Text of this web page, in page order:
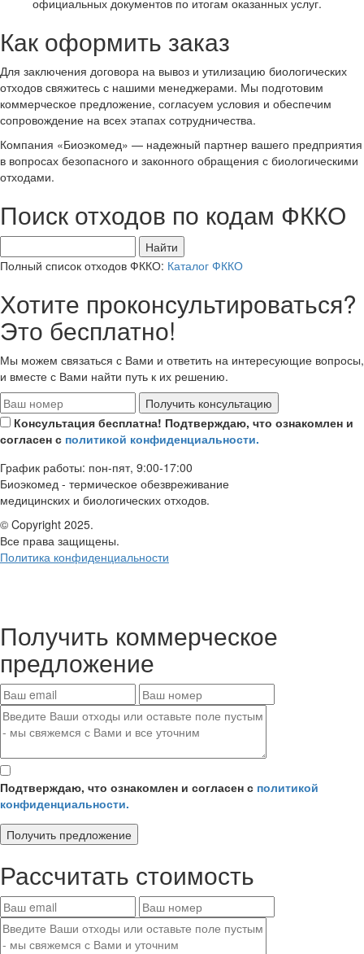
официальных документов по итогам оказанных услуг.
Как оформить заказ
Для заключения договора на вывоз и утилизацию биологических
отходов свяжитесь с нашими менеджерами. Мы подготовим
коммерческое предложение, согласуем условия и обеспечим
сопровождение на всех этапах сотрудничества.
Компания «Биоэкомед» — надежный партнер вашего предприятия
в вопросах безопасного и законного обращения с биологическими
отходами.
Поиск отходов по кодам ФККО
Найти
Полный список отходов ФККО: Каталог ФККО
Хотите проконсультироваться?
Это бесплатно!
Мы можем связаться с Вами и ответить на интересующие вопросы,
и вместе с Вами найти путь к их решению.
Получить консультацию
Консультация бесплатна! Подтверждаю, что ознакомлен и
согласен с политикой конфиденциальности.
График работы: пон-пят, 9:00-17:00
Биоэкомед - термическое обезвреживание
медицинских и биологических отходов.
© Copyright 2025.
Все права защищены.
Политика конфиденциальности
Получить коммерческое
предложение
Подтверждаю, что ознакомлен и согласен с политикой
конфиденциальности.
Получить предложение
Рассчитать стоимость